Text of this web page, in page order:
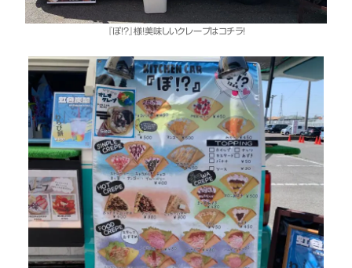
『ぽ！？』様！美味しいクレープはコチラ！